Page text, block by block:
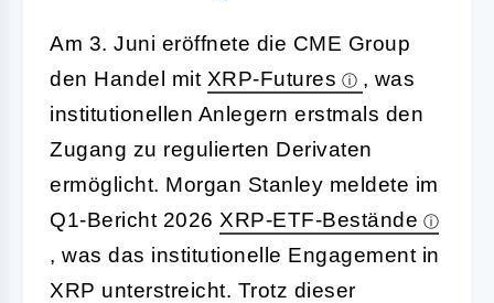
Am 3. Juni eröffnete die CME Group
den Handel mit XRP-Futures
, was
institutionellen Anlegern erstmals den
Zugang zu regulierten Derivaten
ermöglicht. Morgan Stanley meldete im
Q1-Bericht 2026 XRP-ETF-Bestände
, was das institutionelle Engagement in
XRP unterstreicht. Trotz dieser